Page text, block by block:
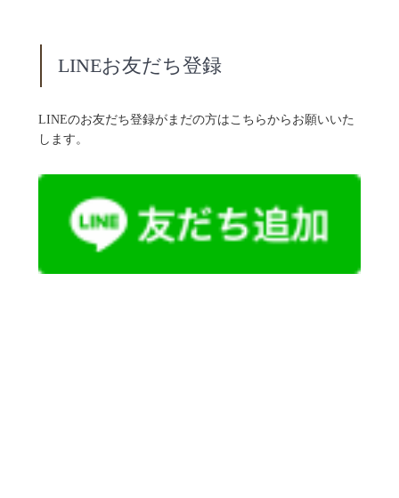
LINEお友だち登録
LINEのお友だち登録がまだの方はこちらからお願いいた
します。